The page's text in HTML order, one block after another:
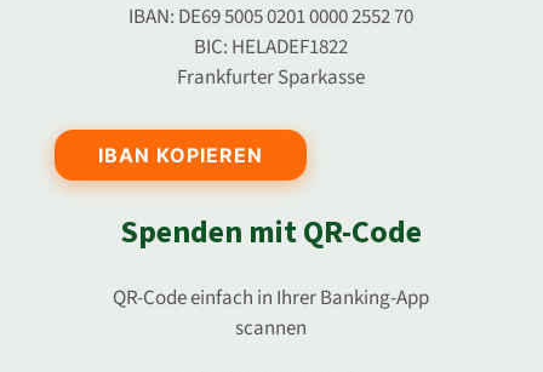
IBAN: DE69 5005 0201 0000 2552 70
BIC: HELADEF1822
Frankfurter Sparkasse
IBAN KOPIEREN
Spenden mit QR-Code
QR-Code einfach in Ihrer Banking-App
scannen